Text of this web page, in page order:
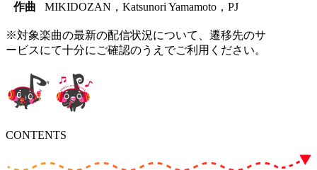
作曲
MIKIDOZAN，Katsunori Yamamoto，PJ
※対象楽曲の最新の配信状況について、遷移先のサ
ービスにて十分にご確認のうえでご利用ください。
CONTENTS